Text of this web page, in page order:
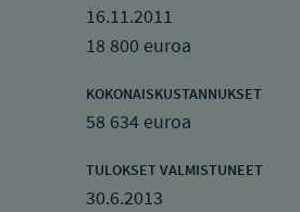
16.11.2011
18 800 euroa
KOKONAISKUSTANNUKSET
58 634 euroa
TULOKSET VALMISTUNEET
30.6.2013